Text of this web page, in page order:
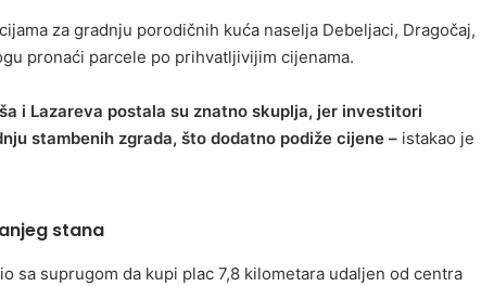
za gradnju porodičnih kuća naselja Debeljaci, Dragočaj,
pronaći parcele po prihvatljivijim cijenama.
i Lazareva postala su znatno skuplja, jer investitori
stambenih zgrada, što dodatno podiže cijene – istakao je
stana
sa suprugom da kupi plac 7,8 kilometara udaljen od centra